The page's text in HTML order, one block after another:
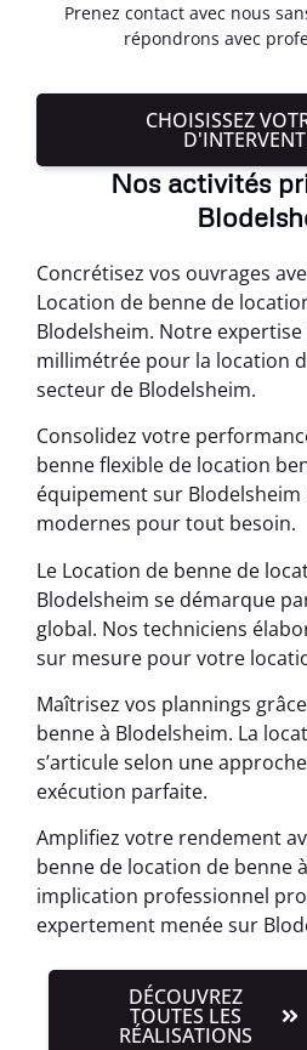
Prenez contact avec nous
répondrons avec
CHOISISSEZ
Nos activités
Concrétisez vos ouvrages
Location de benne de
Blodelsheim. Notre
millimétrée pour la location
secteur de Blodelsheim.
Consolidez votre
benne flexible de location
équipement sur Blodelsheim
modernes pour tout besoin.
Le Location de benne de
Blodelsheim se démarque
global. Nos techniciens
sur mesure pour votre
Maîtrisez vos plannings
benne à Blodelsheim. La
s’articule selon une
exécution parfaite.
Amplifiez votre rendement
benne de location de benne
implication professionnel
expertement menée sur
DÉCOUVREZ
TOUTES LES
RÉALISATIONS